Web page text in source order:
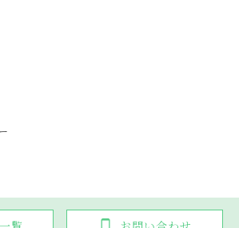
丘動物病院グループ. All rights reserved.